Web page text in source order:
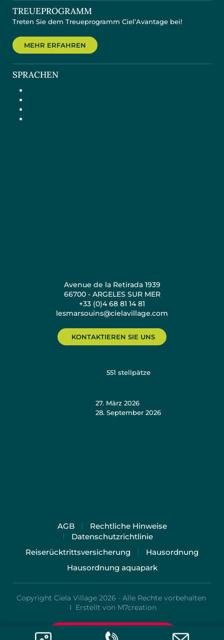
Preise und Buchung
TREUEPROGRAMM
Treten Sie dem Treueprogramm Ciel’Avantage bei!
MEHR ERFAHREN
SPRACHEN
Avenue de la Retirada 1939
66700 - ARGELES SUR MER
+33 (0)4 68 81 14 81
lesmarsouins@cielavillage.com
KONTAKTIEREN SIE UNS
551 stellpätze
27. März 2026
28. September 2026
AGB
Rechtliche Hinweise
Datenschutzrichtlinie
Reiserücktrittsversicherung
Hausordnung
Hausordnung aquapark
Copyright Ciela Village 2026 - Alle Rechte vorbehalten
I Erstellt von M7creation